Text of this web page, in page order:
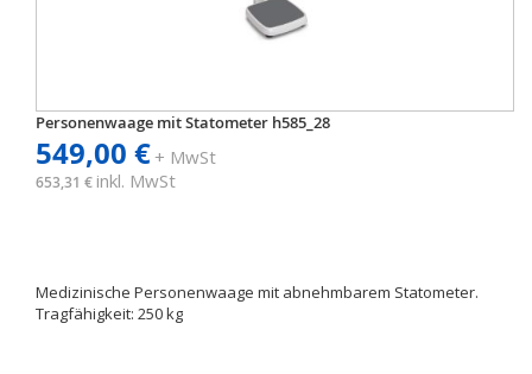
Personenwaage mit Statometer h585_28
549,00 €+ MwSt
653,31 € inkl. MwSt
Medizinische Personenwaage mit abnehmbarem Statometer.
Tragfähigkeit: 250 kg